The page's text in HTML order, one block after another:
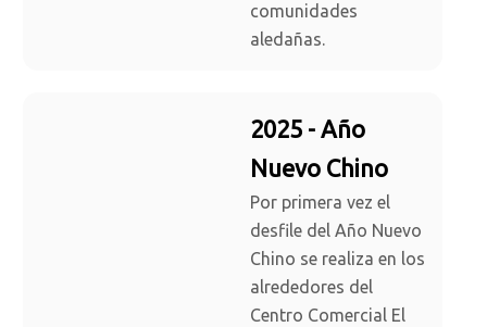
comunidades
aledañas.
2025 - Año
Nuevo Chino
Por primera vez el
desfile del Año Nuevo
Chino se realiza en los
alrededores del
Centro Comercial El